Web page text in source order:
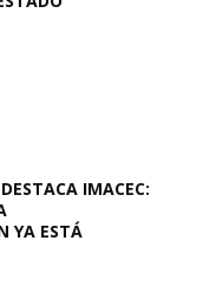
IMACEC:
YA ESTÁ